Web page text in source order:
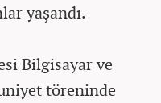
yaşandı.
Bilgisayar ve
töreninde